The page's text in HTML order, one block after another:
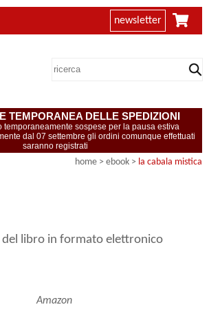
newsletter
TEMPORANEA DELLE SPEDIZIONI
temporaneamente sospese per la pausa estiva
dal 07 settembre gli ordini comunque effettuati
saranno registrati
home > ebook > la cabala mistica
del libro in formato elettronico
Amazon